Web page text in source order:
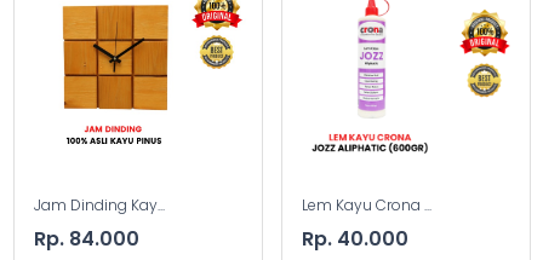
Jam Dinding Kay...
Rp. 84.000
Lem Kayu Crona ...
Rp. 40.000